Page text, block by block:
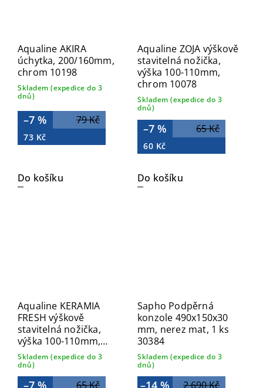
Aqualine AKIRA
úchytka, 200/160mm,
chrom 10198
Skladem (expedice do 3
dnů)
79 Kč
–7 %
73 Kč
Do košíku
Aqualine ZOJA výškově
stavitelná nožička,
výška 100-110mm,
chrom 10078
Skladem (expedice do 3
dnů)
65 Kč
–7 %
60 Kč
Do košíku
Aqualine KERAMIA
FRESH výškově
stavitelná nožička,
výška 100-110mm,
chrom 10077
Skladem (expedice do 3
dnů)
65 Kč
Sapho Podpěrná
konzole 490x150x30
mm, nerez mat, 1 ks
30384
Skladem (expedice do 3
dnů)
2 690 Kč